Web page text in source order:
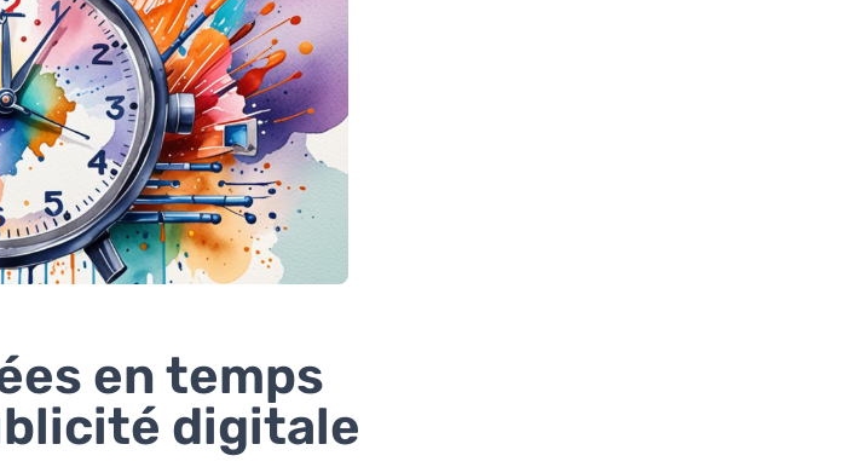
en temps
digitale